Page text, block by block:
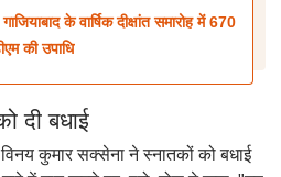
के वार्षिक दीक्षांत समारोह में 670
की उपाधि
दी बधाई
कुमार सक्सेना ने स्नातकों को बधाई